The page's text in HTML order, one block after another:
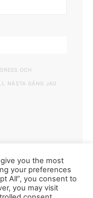
OCH
NÄSTA GÅNG JAG
you the most
your preferences
All”, you consent to
you may visit